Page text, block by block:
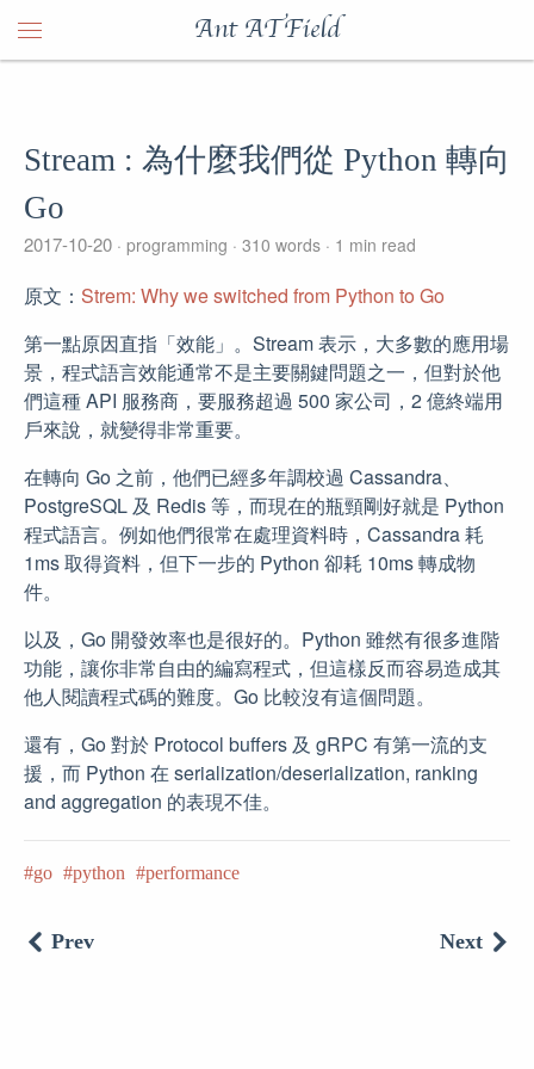
Ant ATField
Stream : 為什麼我們從 Python 轉向
Go
2017-10-20 programming 310 words 1 min read
原文： Strem: Why we switched from Python to Go
第一點原因直指「效能」。Stream 表示，大多數的應用場
景，程式語言效能通常不是主要關鍵問題之一，但對於他
們這種 API 服務商，要服務超過 500 家公司，2 億終端用
戶來說，就變得非常重要。
在轉向 Go 之前，他們已經多年調校過 Cassandra、
PostgreSQL 及 Redis 等，而現在的瓶頸剛好就是 Python
程式語言。例如他們很常在處理資料時，Cassandra 耗
1ms 取得資料，但下一步的 Python 卻耗 10ms 轉成物
件。
以及，Go 開發效率也是很好的。Python 雖然有很多進階
功能，讓你非常自由的編寫程式，但這樣反而容易造成其
他人閱讀程式碼的難度。Go 比較沒有這個問題。
還有，Go 對於 Protocol buffers 及 gRPC 有第一流的支
援，而 Python 在 serialization/deserialization, ranking
and aggregation 的表現不佳。
go python performance
Prev Next